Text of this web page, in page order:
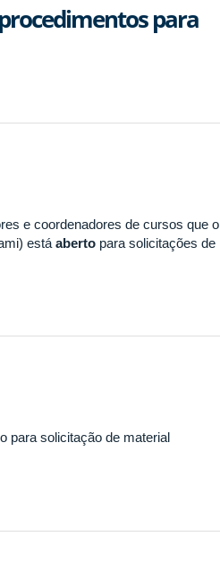
para
e coordenadores de cursos que o
está aberto para solicitações de
para solicitação de material